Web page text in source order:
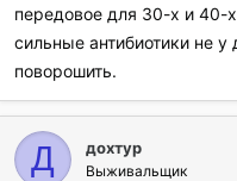
передовое для 30-х и 40-
сильные антибиотики не
поворошить.
Д дохтур
Выживальщик